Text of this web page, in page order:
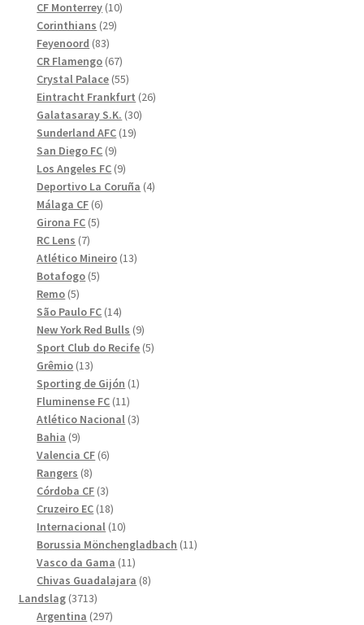
produkter
CF Monterrey 1010
Corinthians 2929
Feyenoord 8383
produkter
CR Flamengo 6767
produkter
Crystal Palace 5555
produkter
Eintracht Frankfurt 2626
Galatasaray S.K. 3030
Sunderland AFC 1919
San Diego FC 99
produkter
Los Angeles FC 99
produkter
Deportivo La Coruña 44
Málaga CF 66
Girona FC 55
RC Lens 77
produkter
Atlético Mineiro 1313
Botafogo 55
Remo 55
produkter
São Paulo FC 1414
produkter
New York Red Bulls 99
produkter
Sport Club do Recife 55
Grêmio 1313
produkter
Sporting de Gijón 11
Fluminense FC 1111
produkter
Atlético Nacional 33
Bahia 99
produkter
Valencia CF 66
Rangers 88
produkter
Córdoba CF 33
produkter
Cruzeiro EC 1818
produkter
Internacional 1010
produkter
Borussia Mönchengladbach 1111
Vasco da Gama 1111
produkter
Chivas Guadalajara 88
Landslag 37133713
produkter
Argentina 297297